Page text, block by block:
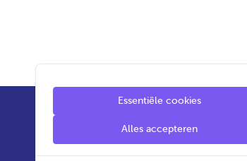
Essentiële cookies
Alles accepteren